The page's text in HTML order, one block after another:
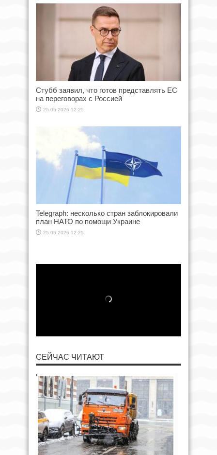
Стубб заявил, что готов представлять ЕС
на переговорах с Россией
25.05.2026 12:25
Telegraph: несколько стран заблокировали
план НАТО по помощи Украине
25.05.2026 12:25
СЕЙЧАС ЧИТАЮТ